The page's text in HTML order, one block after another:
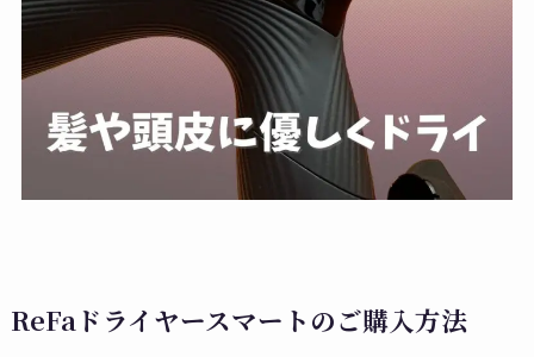
ReFaドライヤースマートのご購入方法